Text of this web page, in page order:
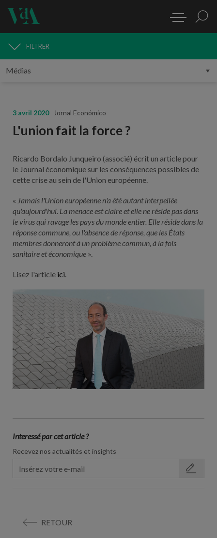
MÉDIAS
FILTRER
3 avril 2020 Jornal Económico
L'union fait la force ?
Ricardo Bordalo Junqueiro (associé) écrit un article pour
le Journal économique sur les conséquences possibles de
cette crise au sein de l'Union européenne.
« Jamais l'Union européenne n'a été autant interpellée
qu'aujourd'hui. La menace est claire et elle ne réside pas dans
le virus qui ravage les pays du monde entier. Elle réside dans la
réponse commune, ou l'absence de réponse, que les États
membres donneront à un problème commun, à la fois
sanitaire et économique».
Lisez l'article ici
Interessé par cet article ?
Recevez nos actualités et insights
RETOUR